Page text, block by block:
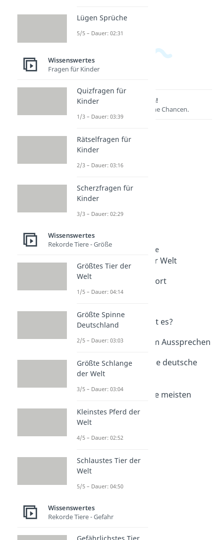
Dauer: 03:22
Lernen lohnt sich!
Entdecke hier deine Chancen.
Wissenswertes
Rekorde rund um Sprache
Schwerste Sprache der Welt
Dauer: 04:29
Längstes deutsches Wort
Dauer: 05:48
Dauer: 04:21
Wie viele Sprachen gibt es?
Schwierige Wörter zum Aussprechen
Wie viele Wörter hat die deutsche
Sprache?
Welche Sprache hat die meisten
Wörter?
Dauer: 04:48
Lügen Sprüche
5/5 – Dauer: 02:31
Wissenswertes
Fragen für Kinder
Quizfragen für
Kinder
1/3 – Dauer: 03:39
Rätselfragen für
Kinder
2/3 – Dauer: 03:16
Scherzfragen für
Kinder
3/3 – Dauer: 02:29
Wissenswertes
Rekorde Tiere - Größe
Größtes Tier der
Welt
1/5 – Dauer: 04:14
Größte Spinne
Deutschland
2/5 – Dauer: 03:03
Größte Schlange
der Welt
3/5 – Dauer: 03:04
Kleinstes Pferd der
Welt
4/5 – Dauer: 02:52
Schlaustes Tier der
Welt
5/5 – Dauer: 04:50
Wissenswertes
Rekorde Tiere - Gefahr
Gefährlichstes Tier